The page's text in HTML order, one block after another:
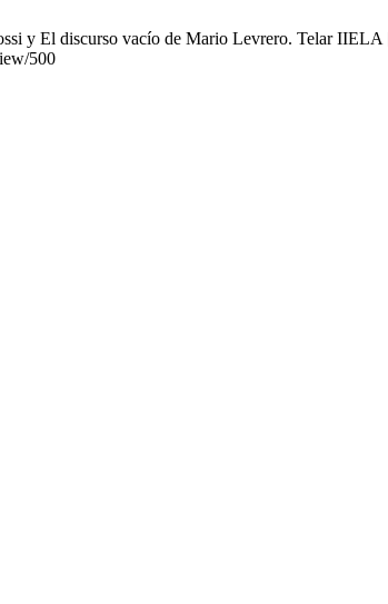
y El discurso vacío de Mario Levrero. Telar
500